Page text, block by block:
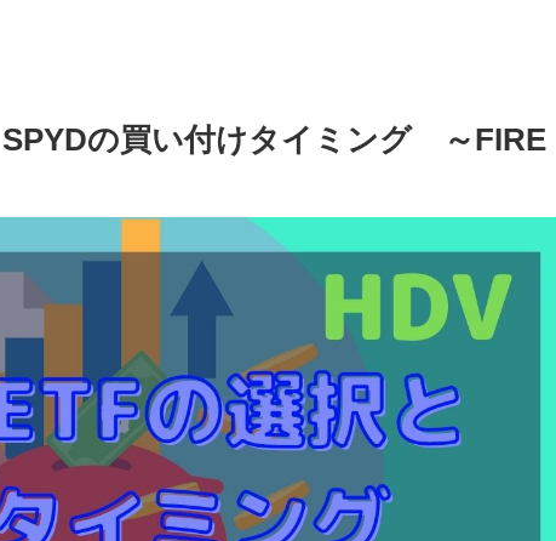
の買い付けタイミング ～FIRE